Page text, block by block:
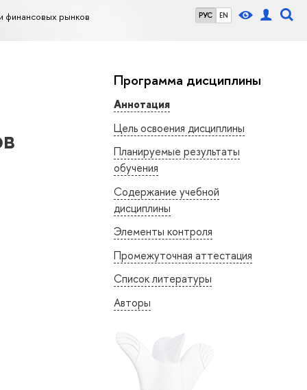
РУС EN
финансовых рынков
Программа дисциплины
Аннотация
Цель освоения дисциплины
Планируемые результаты
обучения
Содержание учебной
дисциплины
Элементы контроля
Промежуточная аттестация
Список литературы
Авторы